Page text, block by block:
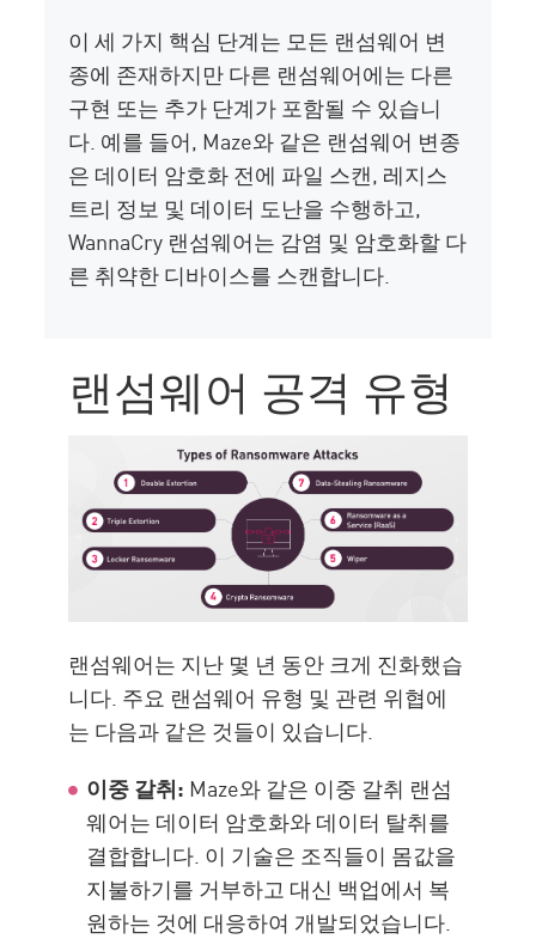
이 세 가지 핵심 단계는 모든 랜섬웨어 변
종에 존재하지만 다른 랜섬웨어에는 다른
구현 또는 추가 단계가 포함될 수 있습니
다. 예를 들어, Maze와 같은 랜섬웨어 변종
은 데이터 암호화 전에 파일 스캔, 레지스
트리 정보 및 데이터 도난을 수행하고,
WannaCry 랜섬웨어는 감염 및 암호화할 다
른 취약한 디바이스를 스캔합니다.
랜섬웨어 공격 유형
랜섬웨어는 지난 몇 년 동안 크게 진화했습
니다. 주요 랜섬웨어 유형 및 관련 위협에
는 다음과 같은 것들이 있습니다.
이중 갈취: Maze와 같은 이중 갈취 랜섬
웨어는 데이터 암호화와 데이터 탈취를
결합합니다. 이 기술은 조직들이 몸값을
지불하기를 거부하고 대신 백업에서 복
원하는 것에 대응하여 개발되었습니다.